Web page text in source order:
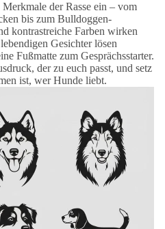
der Rasse ein – vom
bis zum Bulldoggen-
kontrastreiche Farben wirken
Gesichter lösen
Fußmatte zum Gesprächsstarter.
der zu euch passt, und setz
ist, wer Hunde liebt.